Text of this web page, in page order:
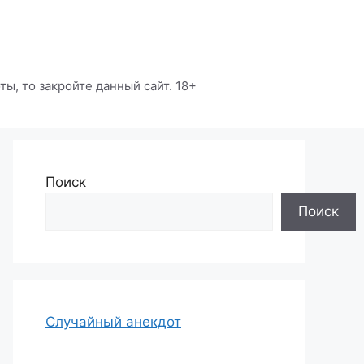
то закройте данный сайт. 18+
Поиск
Поиск
Случайный анекдот